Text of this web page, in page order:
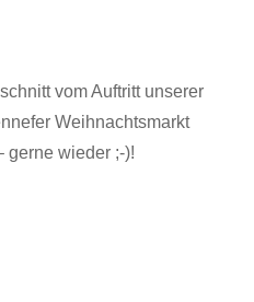
vom Auftritt unserer
Weihnachtsmarkt
gerne wieder ;-)!